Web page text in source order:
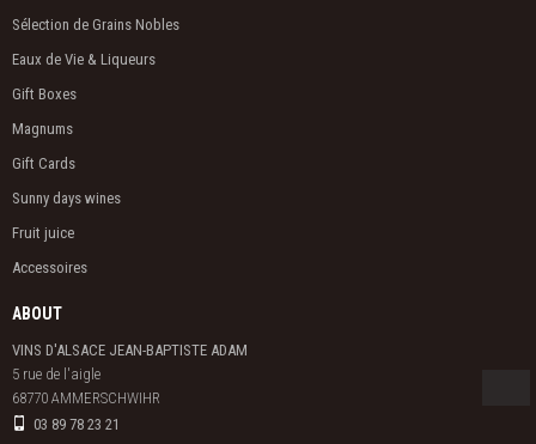
Sélection de Grains Nobles
Eaux de Vie & Liqueurs
Gift Boxes
Magnums
Gift Cards
Sunny days wines
Fruit juice
Accessoires
ABOUT
VINS D'ALSACE JEAN-BAPTISTE ADAM
5 rue de l'aigle
68770 AMMERSCHWIHR
03 89 78 23 21